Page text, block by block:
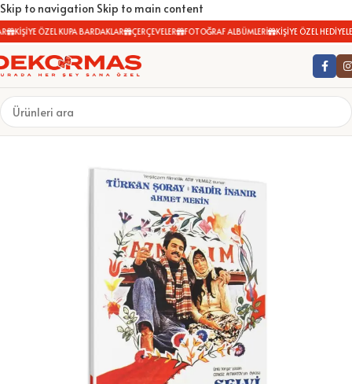
Skip to navigation Skip to main content
KİŞİYE ÖZEL KUPA BARDAKLAR ÇERÇEVELER FOTOĞRAF ALBÜMLERİ KİŞİYE ÖZEL HEDİYELER